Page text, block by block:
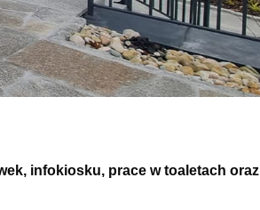
infokiosku, prace w toaletach oraz